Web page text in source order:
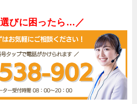
びに困ったら…／